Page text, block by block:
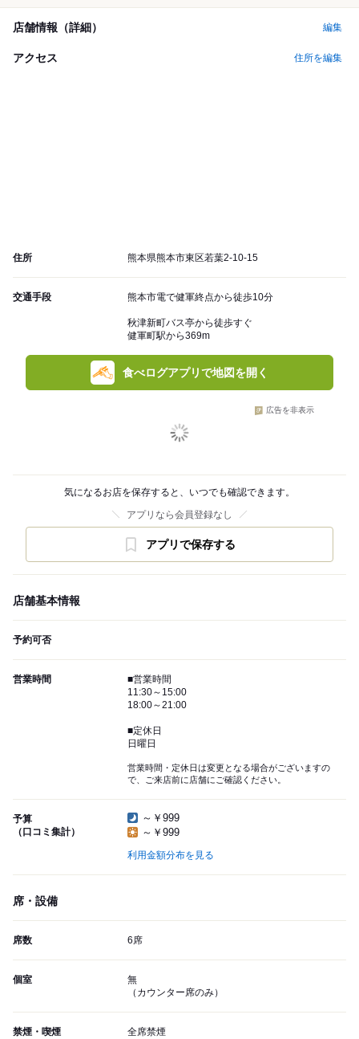
店舗情報（詳細） 編集
アクセス 住所を編集
住所 熊本県熊本市東区若葉2-10-15
交通手段 熊本市電で健軍終点から徒歩10分
秋津新町バス亭から徒歩すぐ
健軍町駅から369m
食べログアプリで地図を開く
広告を非表示
気になるお店を保存すると、いつでも確認できます。
アプリなら会員登録なし
アプリで保存する
店舗基本情報
予約可否
営業時間
■営業時間
11:30～15:00
18:00～21:00
■定休日
日曜日
営業時間・定休日は変更となる場合がございますの
で、ご来店前に店舗にご確認ください。
予算
（口コミ集計）
～￥999
～￥999
利用金額分布を見る
席・設備
席数 6席
個室
無
（カウンター席のみ）
禁煙・喫煙 全席禁煙